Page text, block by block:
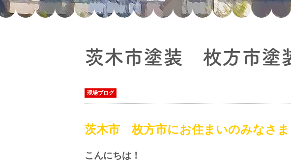
茨木市塗装 枚方市塗
現場ブログ
茨木市 枚方市にお住まいのみなさま
こんにちは！